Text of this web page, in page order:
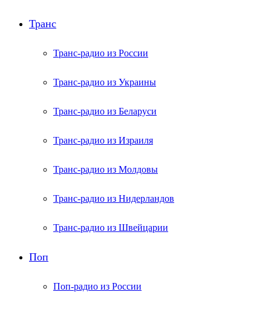
Транс
Транс-радио из России
Транс-радио из Украины
Транс-радио из Беларуси
Транс-радио из Израиля
Транс-радио из Молдовы
Транс-радио из Нидерландов
Транс-радио из Швейцарии
Поп
Поп-радио из России